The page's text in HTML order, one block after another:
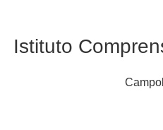
Istituto